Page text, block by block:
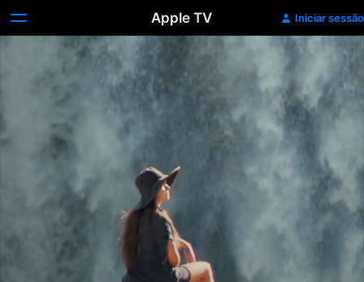
Apple TV Iniciar sessão